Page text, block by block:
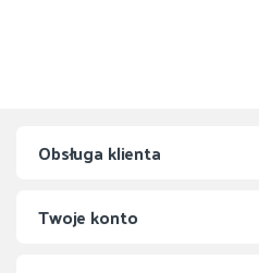
Obsługa klienta
Twoje konto